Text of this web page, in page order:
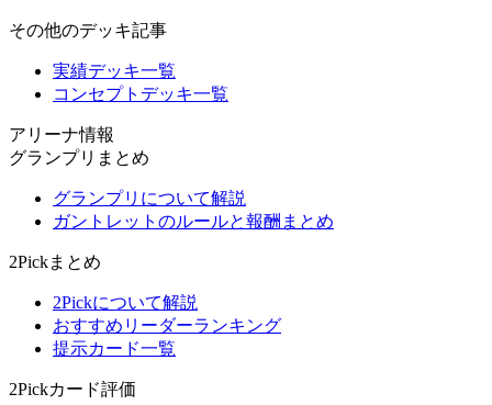
その他のデッキ記事
実績デッキ一覧
コンセプトデッキ一覧
アリーナ情報
グランプリまとめ
グランプリについて解説
ガントレットのルールと報酬まとめ
2Pickまとめ
2Pickについて解説
おすすめリーダーランキング
提示カード一覧
2Pickカード評価